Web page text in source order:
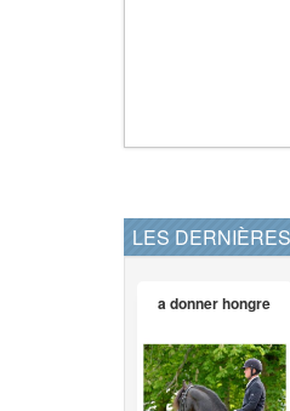
LES
a donner hongre